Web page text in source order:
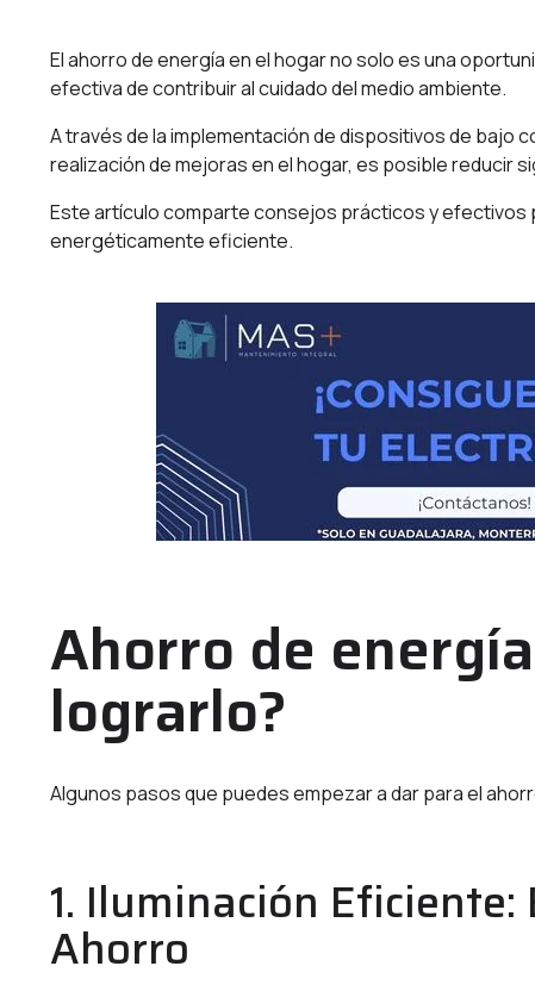
El ahorro de energía en el hogar no solo es una
efectiva de contribuir al cuidado del medio ambiente.
A través de la implementación de dispositivos de bajo
realización de mejoras en el hogar, es posible reducir
Este artículo comparte consejos prácticos y
energéticamente eficiente.
Ahorro de
lograrlo?
Algunos pasos que puedes empezar a dar para el
1. Iluminación
Ahorro